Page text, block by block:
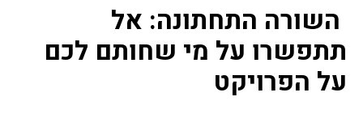
השורה התחתונה: אל
תתפשרו על מי שחותם לכם
על הפרויקט